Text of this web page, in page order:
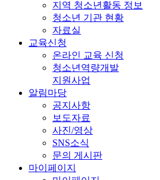
지역 청소년활동 정보
청소년 기관 현황
자료실
교육신청
온라인 교육 신청
청소년역량개발
지원사업
알림마당
공지사항
보도자료
사진/영상
SNS소식
문의 게시판
마이페이지